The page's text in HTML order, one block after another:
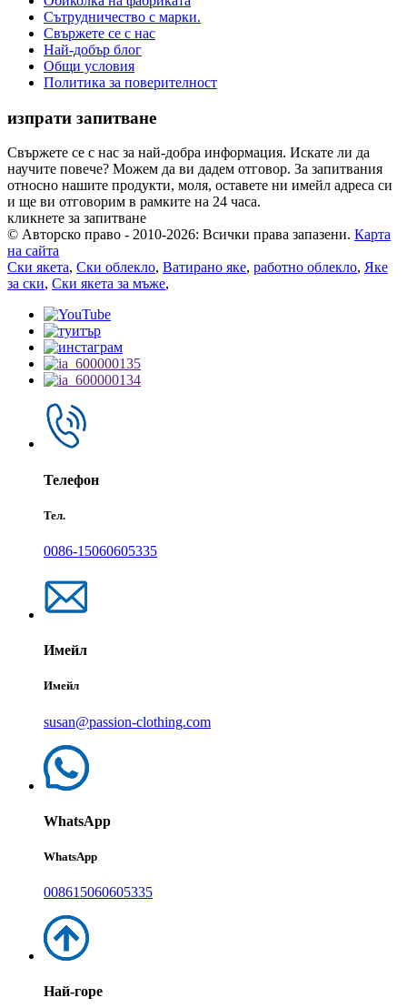
Сътрудничество с марки.
Свържете се с нас
Най-добър блог
Общи условия
Политика за поверителност
изпрати запитване
Свържете се с нас за най-добра информация. Искате ли да
научите повече? Можем да ви дадем отговор. За запитвания
относно нашите продукти, моля, оставете ни имейл адреса си
и ще ви отговорим в рамките на 24 часа.
кликнете за запитване
© Авторско право - 2010-2026: Всички права запазени. Карта
на сайта
Ски якета, Ски облекло, Ватирано яке, работно облекло, Яке
за ски, Ски якета за мъже,
Телефон
Тел.
0086-15060605335
Имейл
Имейл
susan@passion-clothing.com
WhatsApp
WhatsApp
008615060605335
Най-горе